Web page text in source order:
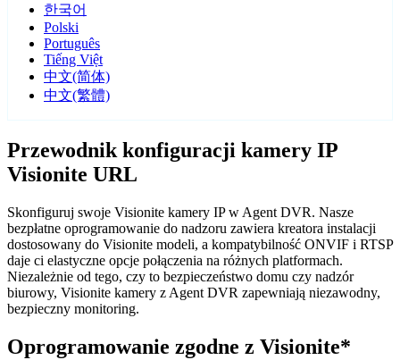
한국어
Polski
Português
Tiếng Việt
中文(简体)
中文(繁體)
Przewodnik konfiguracji kamery IP
Visionite URL
Skonfiguruj swoje Visionite kamery IP w Agent DVR. Nasze
bezpłatne oprogramowanie do nadzoru zawiera kreatora instalacji
dostosowany do Visionite modeli, a kompatybilność ONVIF i RTSP
daje ci elastyczne opcje połączenia na różnych platformach.
Niezależnie od tego, czy to bezpieczeństwo domu czy nadzór
biurowy, Visionite kamery z Agent DVR zapewniają niezawodny,
bezpieczny monitoring.
Oprogramowanie zgodne z Visionite*